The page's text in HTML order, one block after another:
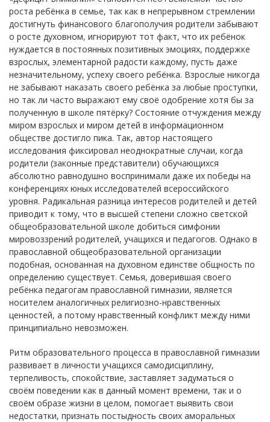
роста ребёнка в семье, так как в непрерывном стремлении
достигнуть финансового благополучия родители забывают
о росте духовном, игнорируют тот факт, что их ребёнок
нуждается в постоянных позитивных эмоциях, поддержке
взрослых, элементарной радости каждому, пусть даже
незначительному, успеху своего ребёнка. Взрослые никогда
не забывают наказать своего ребёнка за любые проступки,
но так ли часто выражают ему своё одобрение хотя бы за
полученную в школе пятёрку? Состояние отчуждения между
миром взрослых и миром детей в информационном
обществе достигло пика. Так, автор настоящего
исследования фиксировал неоднократные случаи, когда
родители (законные представители) обучающихся
абсолютно равнодушно воспринимали даже их победы на
конференциях юных исследователей всероссийского
уровня. Радикальная разница интересов родителей и детей
приводит к тому, что в высшей степени сложно светской
общеобразовательной школе добиться симфонии
мировоззрений родителей, учащихся и педагогов. Однако в
православной общеобразовательной организации
подобная, основанная на духовном единстве общность по
определению существует. Семья, доверившая своего
ребёнка педагогам православной гимназии, является
носителем аналогичных религиозно-нравственных
ценностей, а потому нравственный конфликт между ними
принципиально невозможен.
Ритм образовательного процесса в православной гимназии
развивает в личности учащихся самодисциплину,
терпеливость, спокойствие, заставляет задуматься о
своём поведении как в данный момент времени, так и о
своём образе жизни в целом, помогает выявить свои
недостатки, признать постыдность своих аморальных